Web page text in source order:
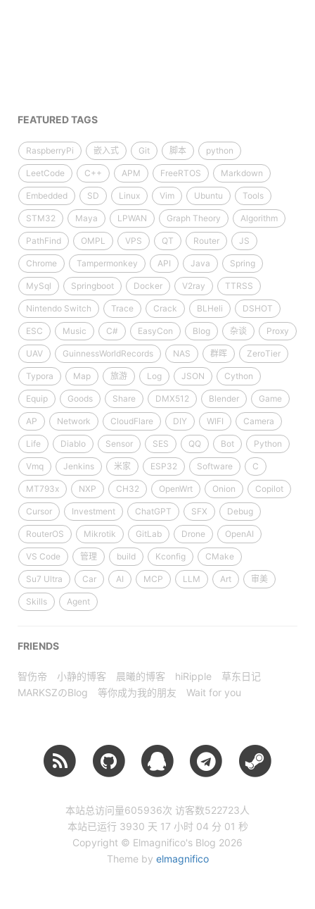
FEATURED TAGS
RaspberryPi 嵌入式 Git 脚本 python
LeetCode C++ APM FreeRTOS Markdown
Embedded SD Linux Vim Ubuntu Tools
STM32 Maya LPWAN Graph Theory Algorithm
PathFind OMPL VPS QT Router JS
Chrome Tampermonkey API Java Spring
MySql Springboot Docker V2ray TTRSS
Nintendo Switch Trace Crack BLHeli DSHOT
ESC Music C# EasyCon Blog 杂谈 Proxy
UAV GuinnessWorldRecords NAS 群晖 ZeroTier
Typora Map 旅游 Log JSON Cython
Equip Goods Share DMX512 Blender Game
AP Network CloudFlare DIY WIFI Camera
Life Diablo Sensor SES QQ Bot Python
Vmq Jenkins 米家 ESP32 Software C
MT793x NXP CH32 OpenWrt Onion Copilot
Cursor Investment ChatGPT SFX Debug
RouterOS Mikrotik GitLab Drone OpenAI
VS Code 管理 build Kconfig CMake
Su7 Ultra Car AI MCP LLM Art 审美
Skills Agent
FRIENDS
智伤帝 小静的博客 晨曦的博客 hiRipple
草东日记
MARKSZのBlog
等你成为我的朋友 Wait for you
本站总访问量605936次 访客数522723 人
本站已运行 3930 天 17 小时 04 分 01 秒
Copyright © Elmagnifico's Blog 2026
Theme by elmagnifico